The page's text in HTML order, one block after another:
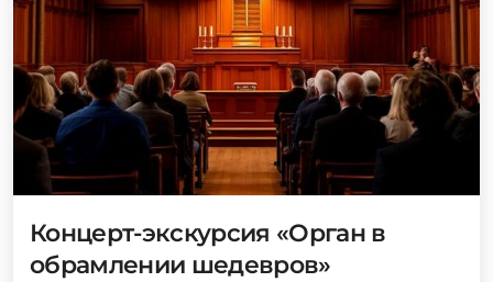
Концерт-экскурсия «Орган в
обрамлении шедевров»